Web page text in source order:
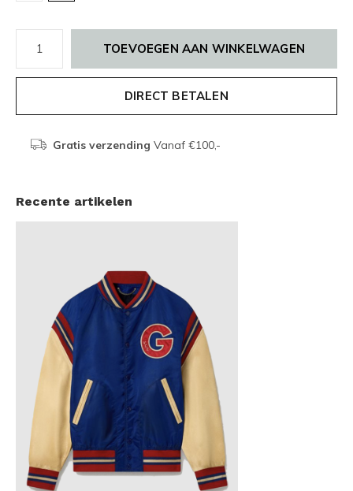
TOEVOEGEN AAN WINKELWAGEN
DIRECT BETALEN
Gratis verzending Vanaf €100,-
Recente artikelen